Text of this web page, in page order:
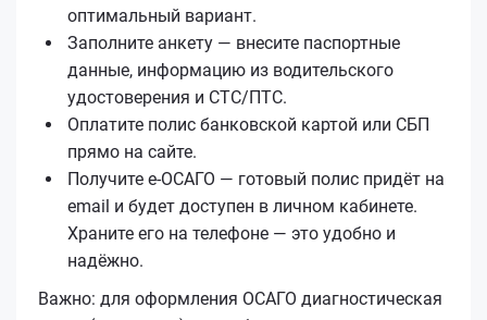
оптимальный вариант.
Заполните анкету — внесите паспортные
данные, информацию из водительского
удостоверения и СТС/ПТС.
Оплатите полис банковской картой или СБП
прямо на сайте.
Получите е‑ОСАГО — готовый полис придёт на
email и будет доступен в личном кабинете.
Храните его на телефоне — это удобно и
надёжно.
Важно: для оформления ОСАГО диагностическая